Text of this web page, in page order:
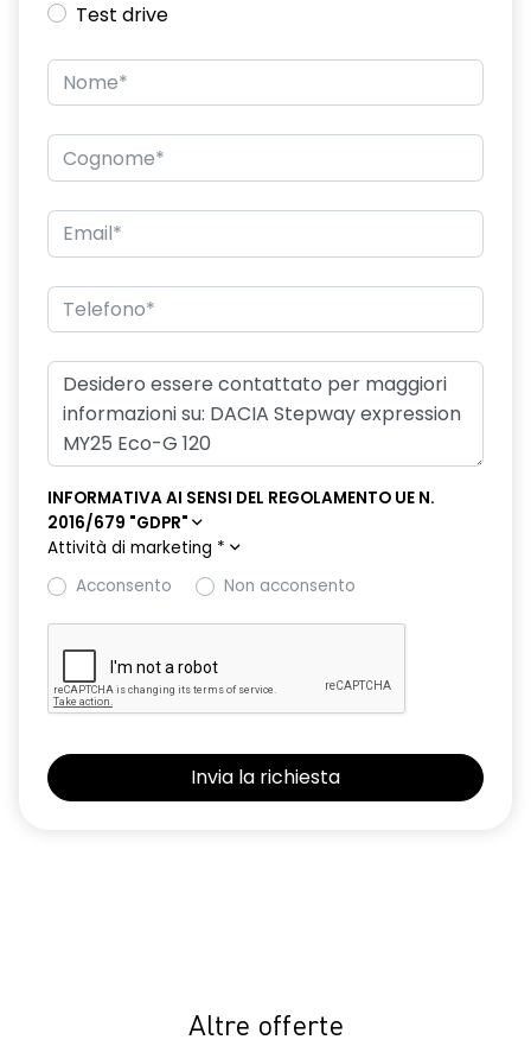
Test drive
INFORMATIVA AI SENSI DEL REGOLAMENTO UE N.
2016/679 "GDPR"
Attività di marketing *
Acconsento
Non acconsento
Altre offerte